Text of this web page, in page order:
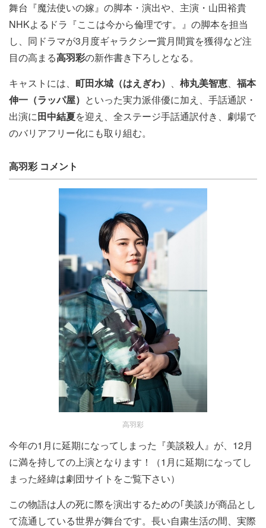
舞台『魔法使いの嫁』の脚本・演出や、主演・山田裕貴
NHKよるドラ『ここは今から倫理です。』の脚本を担当
し、同ドラマが3月度ギャラクシー賞月間賞を獲得など注
目の高まる高羽彩の新作書き下ろしとなる。
キャストには、 町田水城（はえぎわ） 、 柿丸美智恵、 福本
伸一（ラッパ屋） といった実力派俳優に加え、手話通訳・
出演に田中結夏を迎え、全ステージ手話通訳付き、劇場で
のバリアフリー化にも取り組む。
高羽彩 コメント
高羽彩
今年の1月に延期になってしまった『美談殺人』が、12月
に満を持しての上演となります！（1月に延期になってし
まった経緯は劇団サイトをご覧下さい）
この物語は人の死に際を演出するための｢美談｣が商品とし
て流通している世界が舞台です。長い自粛生活の間、実際